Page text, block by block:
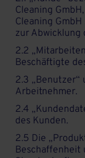
Cleaning
Cleaning
zur Abwicklung
2.2
Beschäftigte
2.3 „Benutzer“
Arbeitnehmer.
2.4
des Kunden.
2.5 Die
Beschaffenheit